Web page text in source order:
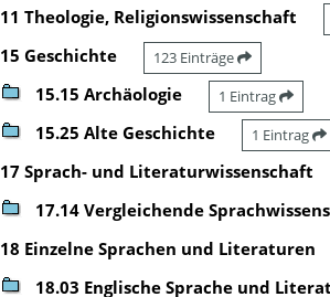
11 Theologie, Religionswissenschaft
15 Geschichte 123 Einträge
15.15 Archäologie 1 Eintrag
15.25 Alte Geschichte 1 Eintrag
17 Sprach- und Literaturwissenschaft
17.14 Vergleichende
18 Einzelne Sprachen und Literaturen
18.03 Englische Sprache und